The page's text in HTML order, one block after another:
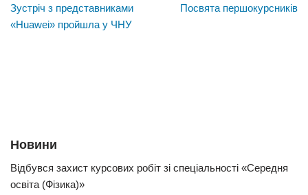
Зустріч з представниками
«Huawei» пройшла у ЧНУ
Посвята першокурсників
Новини
Відбувся захист курсових робіт зі спеціальності «Середня
освіта (Фізика)»